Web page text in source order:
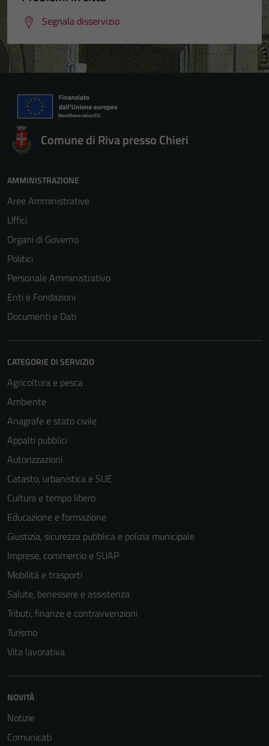
Segnala disservizio
Comune di Riva presso Chieri
AMMINISTRAZIONE
Aree Amministrative
Uffici
Organi di Governo
Politici
Personale Amministrativo
Enti e Fondazioni
Documenti e Dati
CATEGORIE DI SERVIZIO
Agricoltura e pesca
Ambiente
Anagrafe e stato civile
Appalti pubblici
Autorizzazioni
Catasto, urbanistica e SUE
Cultura e tempo libero
Educazione e formazione
Giustizia, sicurezza pubblica e polizia municipale
Imprese, commercio e SUAP
Mobilità e trasporti
Salute, benessere e assistenza
Tributi, finanze e contravvenzioni
Turismo
Vita lavorativa
NOVITÀ
Notizie
Comunicati